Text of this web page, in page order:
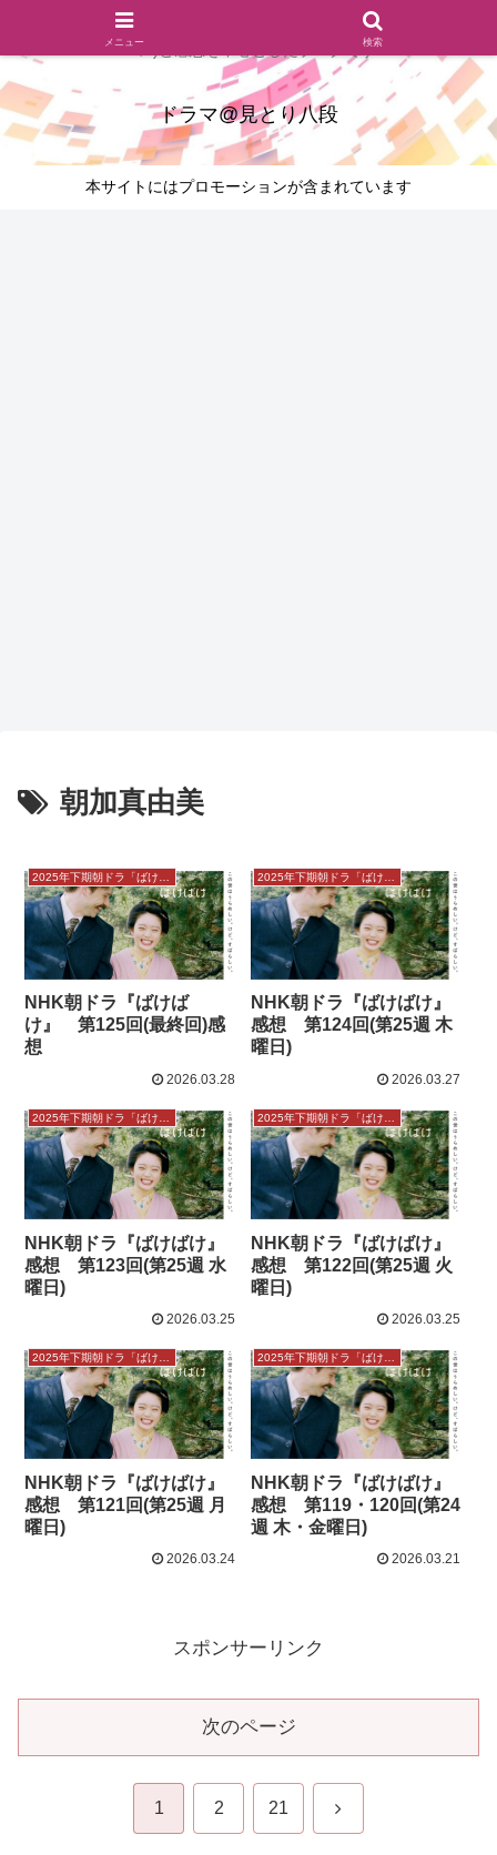
ドラマのシーンとセリフを切り取ったあらすじレビュー(復習ネタ
バレ)と感想を中心としたブログです
ドラマ@見とり八段
本サイトにはプロモーションが含まれています
朝加真由美
2025年下期朝ドラ「ばけばけ」感想
NHK朝ドラ『ばけば
け』 第125回(最終回)感
想
2026.03.28
2025年下期朝ドラ「ばけばけ」感想
NHK朝ドラ『ばけばけ』
感想 第124回(第25週 木
曜日)
2026.03.27
NHK朝ドラ『ばけばけ』
感想 第123回(第25週 水
曜日)
2026.03.25
NHK朝ドラ『ばけばけ』
感想 第122回(第25週 火
曜日)
2026.03.25
NHK朝ドラ『ばけばけ』
感想 第121回(第25週 月
曜日)
2026.03.24
NHK朝ドラ『ばけばけ』
感想 第119・120回(第24
週 木・金曜日)
2026.03.21
スポンサーリンク
次のページ
1 2 21 次
メニュー 検索